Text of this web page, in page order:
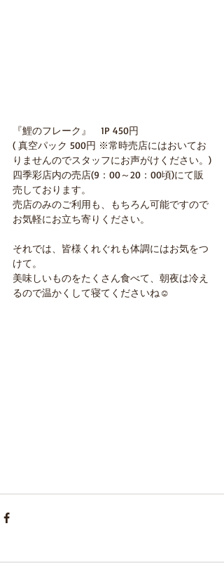
『鯉のフレーク』　1P 450円
( 真空パック 500円 ※常時売店にはおいてお
りませんのでスタッフにお声がけください。)
四季彩店内の売店(9：00～20：00頃)にて販
売しております。
売店のみのご利用も、もちろん可能ですので
お気軽にお立ち寄りください。
それでは、皆様くれぐれも体調にはお気をつ
けて。
美味しいものをたくさん食べて、朝夜は冷え
るので温かくして寝てくださいね☺